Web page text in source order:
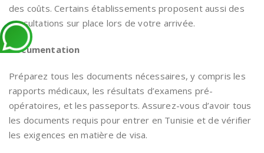
des coûts. Certains établissements proposent aussi des
consultations sur place lors de votre arrivée.
Documentation
Préparez tous les documents nécessaires, y compris les
rapports médicaux, les résultats d’examens pré-
opératoires, et les passeports. Assurez-vous d’avoir tous
les documents requis pour entrer en Tunisie et de vérifier
les exigences en matière de visa.